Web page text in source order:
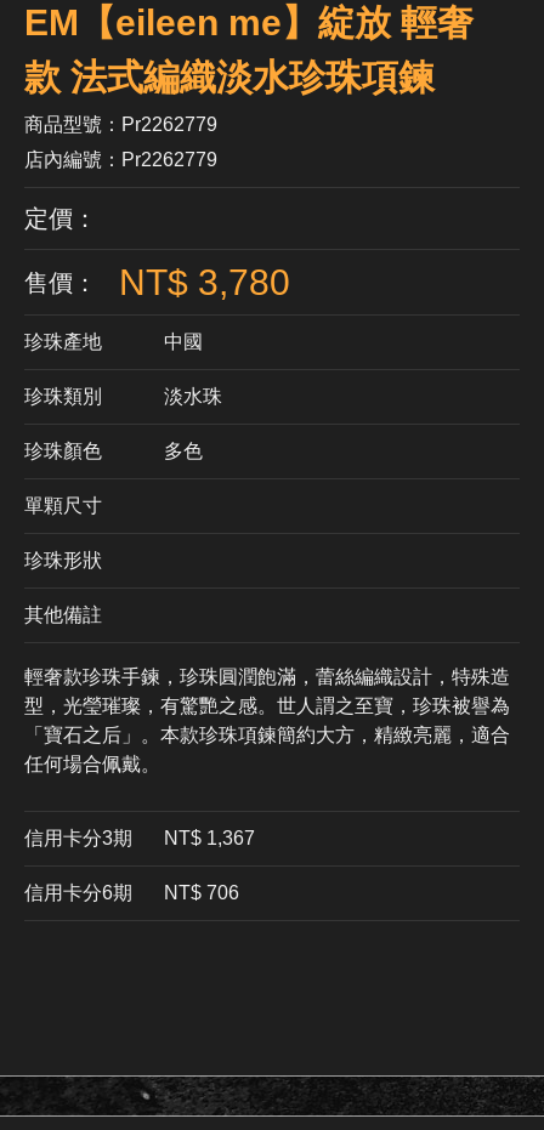
EM【eileen me】綻放 輕奢
款 法式編織淡水珍珠項鍊
商品型號：Pr2262779
店內編號：Pr2262779
定價：
售價： NT$ 3,780
珍珠產地 中國
珍珠類別 淡水珠
珍珠顏色 ​多色
單顆尺寸
珍珠形狀
其他備註
輕奢款珍珠手鍊，珍珠圓潤飽滿，蕾絲編織設計，特殊造
型，光瑩璀璨，有驚艷之感。世人謂之至寶，珍珠被譽為
「寶石之后」。本款珍珠項鍊簡約大方，精緻亮麗，適合
任何場合佩戴。
信用卡分3期 ​NT$ 1,367
信用卡分6期 NT$ 706